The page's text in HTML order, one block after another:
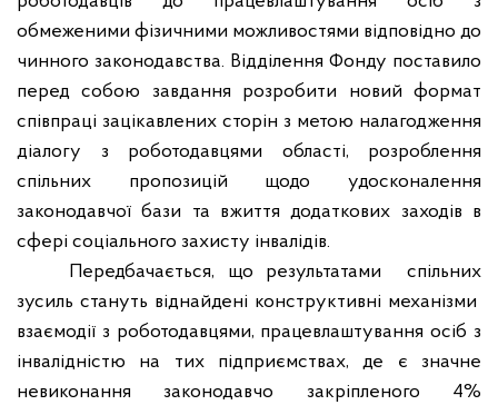
обмеженими фізичними можливостями відповідно до
чинного законодавства. Відділення Фонду поставило
перед собою завдання розробити новий формат
співпраці зацікавлених сторін з метою налагодження
діалогу з роботодавцями області, розроблення
спільних пропозицій щодо удосконалення
законодавчої бази та вжиття додаткових заходів в
сфері соціального захисту інвалідів.
Передбачається, що результатами
спільних
зусиль стануть віднайдені конструктивні механізми
взаємодії з роботодавцями, працевлаштування осіб з
інвалідністю на тих підприємствах, де є значне
невиконання законодавчо закріпленого 4%